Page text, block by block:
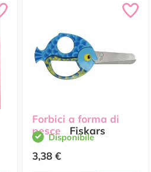
Forbici a forma di
pesce
Fiskars
Disponibile
3,38 €